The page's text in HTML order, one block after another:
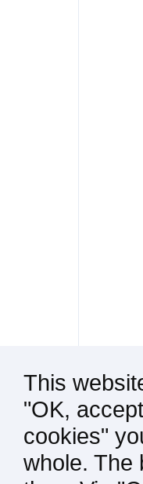
This
"OK,
cookies"
whole. The